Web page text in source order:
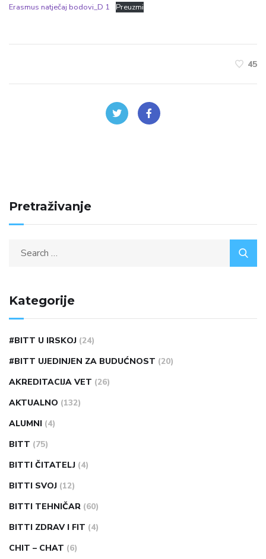
Erasmus natječaj bodovi_D 1
Preuzmi
45
Pretraživanje
Kategorije
#BITT U IRSKOJ (24)
#BITT UJEDINJEN ZA BUDUĆNOST (20)
AKREDITACIJA VET (26)
AKTUALNO (132)
ALUMNI (4)
BITT (75)
BITTI ČITATELJ (4)
BITTI SVOJ (12)
BITTI TEHNIČAR (60)
BITTI ZDRAV I FIT (4)
CHIT – CHAT (6)